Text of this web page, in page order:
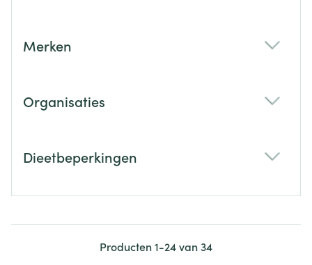
Merken
Organisaties
Dieetbeperkingen
Producten1-24van34